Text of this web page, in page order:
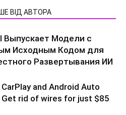
ВІД АВТОРА
Выпускает Модели с
Исходным Кодом для
Развертывания ИИ
and Android Auto
rid of wires for just $85